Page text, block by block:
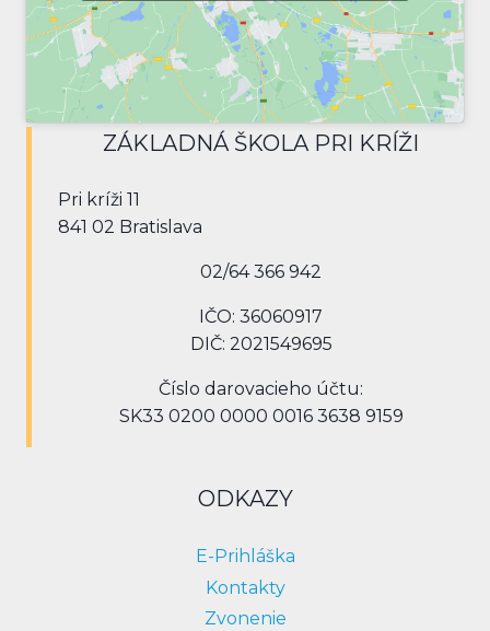
ZÁKLADNÁ ŠKOLA PRI KRÍŽI
Pri kríži 11
841 02 Bratislava
02/64 366 942
IČO: 36060917
DIČ: 2021549695
Číslo darovacieho účtu:
SK33 0200 0000 0016 3638 9159
ODKAZY
E-Prihláška
Kontakty
Zvonenie